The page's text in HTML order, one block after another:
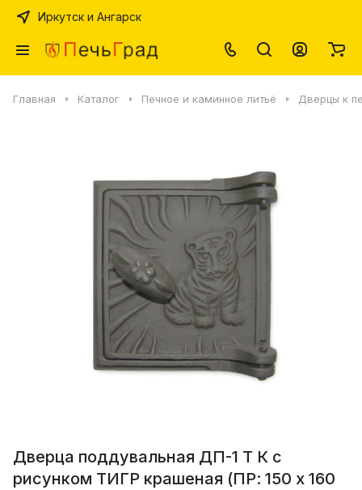
Иркутск и Ангарск
Главная Каталог Печное и каминное литьё Дверцы к
Дверца поддувальная ДП-1 Т К с
рисунком ТИГР крашеная (ПР: 150 х 160